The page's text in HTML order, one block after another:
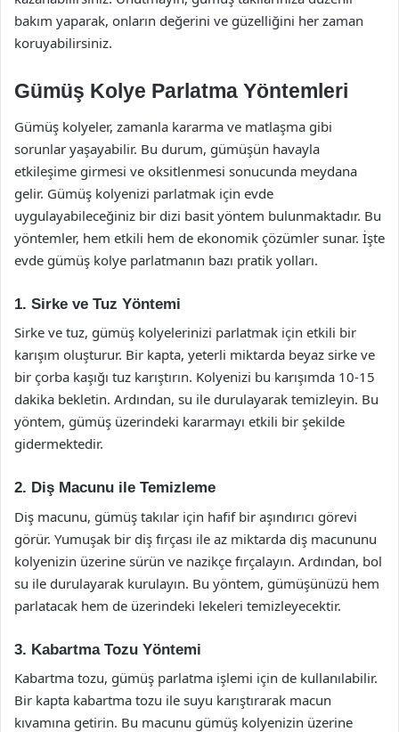
bakım yaparak, onların değerini ve güzelliğini her zaman
koruyabilirsiniz.
Gümüş Kolye Parlatma Yöntemleri
Gümüş kolyeler, zamanla kararma ve matlaşma gibi
sorunlar yaşayabilir. Bu durum, gümüşün havayla
etkileşime girmesi ve oksitlenmesi sonucunda meydana
gelir. Gümüş kolyenizi parlatmak için evde
uygulayabileceğiniz bir dizi basit yöntem bulunmaktadır. Bu
yöntemler, hem etkili hem de ekonomik çözümler sunar. İşte
evde gümüş kolye parlatmanın bazı pratik yolları.
1. Sirke ve Tuz Yöntemi
Sirke ve tuz, gümüş kolyelerinizi parlatmak için etkili bir
karışım oluşturur. Bir kapta, yeterli miktarda beyaz sirke ve
bir çorba kaşığı tuz karıştırın. Kolyenizi bu karışımda 10-15
dakika bekletin. Ardından, su ile durulayarak temizleyin. Bu
yöntem, gümüş üzerindeki kararmayı etkili bir şekilde
gidermektedir.
2. Diş Macunu ile Temizleme
Diş macunu, gümüş takılar için hafif bir aşındırıcı görevi
görür. Yumuşak bir diş fırçası ile az miktarda diş macununu
kolyenizin üzerine sürün ve nazikçe fırçalayın. Ardından, bol
su ile durulayarak kurulayın. Bu yöntem, gümüşünüzü hem
parlatacak hem de üzerindeki lekeleri temizleyecektir.
3. Kabartma Tozu Yöntemi
Kabartma tozu, gümüş parlatma işlemi için de kullanılabilir.
Bir kapta kabartma tozu ile suyu karıştırarak macun
kıvamına getirin. Bu macunu gümüş kolyenizin üzerine